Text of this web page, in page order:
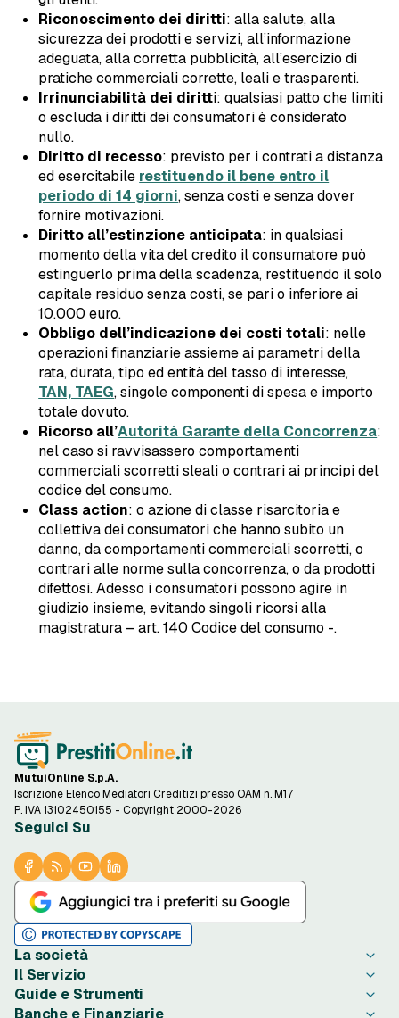
Riconoscimento dei diritti: alla salute, alla
sicurezza dei prodotti e servizi, all’informazione
adeguata, alla corretta pubblicità, all’esercizio di
pratiche commerciali corrette, leali e trasparenti.
Irrinunciabilità dei diritti: qualsiasi patto che limiti
o escluda i diritti dei consumatori è considerato
nullo.
Diritto di recesso: previsto per i contrati a distanza
ed esercitabile restituendo il bene entro il
periodo di 14 giorni, senza costi e senza dover
fornire motivazioni.
Diritto all’estinzione anticipata: in qualsiasi
momento della vita del credito il consumatore può
estinguerlo prima della scadenza, restituendo il solo
capitale residuo senza costi, se pari o inferiore ai
10.000 euro.
Obbligo dell’indicazione dei costi totali: nelle
operazioni finanziarie assieme ai parametri della
rata, durata, tipo ed entità del tasso di interesse,
TAN, TAEG, singole componenti di spesa e importo
totale dovuto.
Ricorso all’Autorità Garante della Concorrenza:
nel caso si ravvisassero comportamenti
commerciali scorretti sleali o contrari ai principi del
codice del consumo.
Class action: o azione di classe risarcitoria e
collettiva dei consumatori che hanno subito un
danno, da comportamenti commerciali scorretti, o
contrari alle norme sulla concorrenza, o da prodotti
difettosi. Adesso i consumatori possono agire in
giudizio insieme, evitando singoli ricorsi alla
magistratura – art. 140 Codice del consumo -.
MutuiOnline S.p.A.
Iscrizione Elenco Mediatori Creditizi presso OAM n. M17
P. IVA 13102450155 - Copyright 2000-2026
Seguici Su
La società
Chi è PrestitiOnline.it
Contatta PrestitiOnline.it
Opinioni degli Utenti
Il Servizio
Come Funziona
Condizioni di Utilizzo
Guide e Strumenti